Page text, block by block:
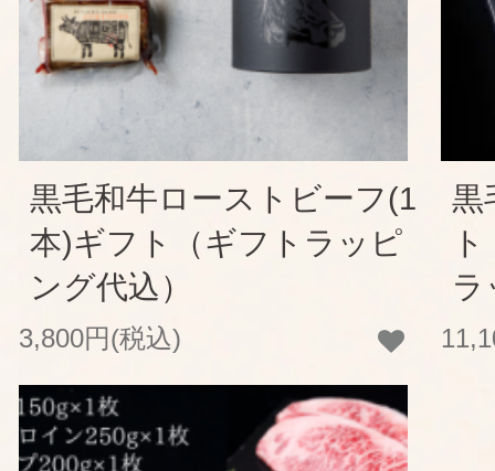
黒毛和牛ローストビーフ(1
本)ギフト（ギフトラッピ
ング代込）
3,800円(税込)
黒
ラ